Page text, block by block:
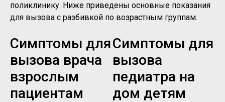
поликлинику. Ниже приведены основные показания
для вызова с разбивкой по возрастным группам.
Симптомы для
вызова врача
взрослым
пациентам
Симптомы для
вызова
педиатра на
дом детям